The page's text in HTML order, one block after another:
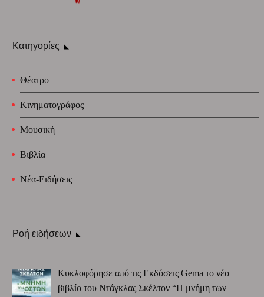
Κατηγορίες
Θέατρο
Κινηματογράφος
Μουσική
Βιβλία
Νέα-Ειδήσεις
Ροή ειδήσεων
Κυκλοφόρησε από τις Εκδόσεις Gema το νέο
βιβλίο του Ντάγκλας Σκέλτον “Η μνήμη των